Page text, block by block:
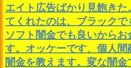
エイト広告ばかり見飽き
てくれたのは、ブラックで
ソフト闇金でも良いから
す。オッケーです、個人間
闇金を教えます。変な闇